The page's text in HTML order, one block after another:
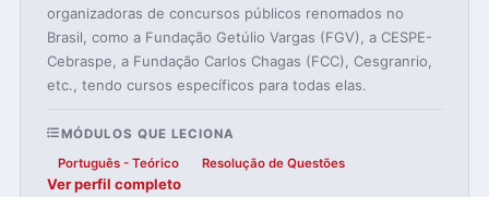
organizadoras de concursos públicos renomados no
Brasil, como a Fundação Getúlio Vargas (FGV), a CESPE-
Cebraspe, a Fundação Carlos Chagas (FCC), Cesgranrio,
etc., tendo cursos específicos para todas elas.
MÓDULOS QUE LECIONA
Português - Teórico
Resolução de Questões
Ver perfil completo